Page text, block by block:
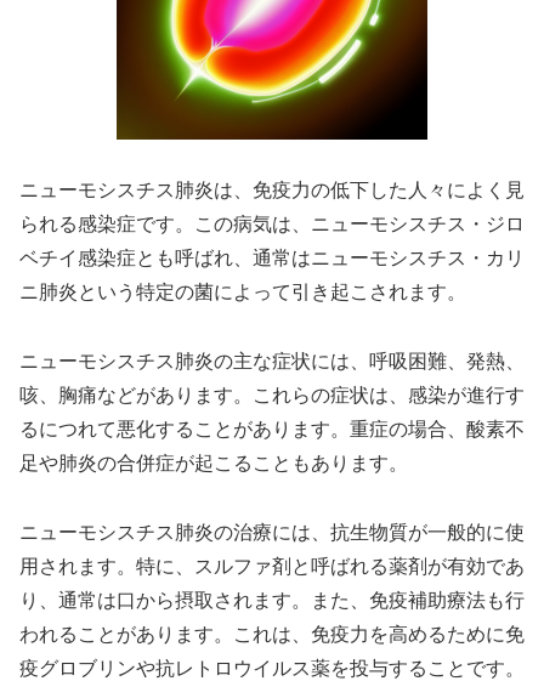
ニューモシスチス肺炎は、免疫力の低下した人々によく見
られる感染症です。この病気は、ニューモシスチス・ジロ
ベチイ感染症とも呼ばれ、通常はニューモシスチス・カリ
ニ肺炎という特定の菌によって引き起こされます。
ニューモシスチス肺炎の主な症状には、呼吸困難、発熱、
咳、胸痛などがあります。これらの症状は、感染が進行す
るにつれて悪化することがあります。重症の場合、酸素不
足や肺炎の合併症が起こることもあります。
ニューモシスチス肺炎の治療には、抗生物質が一般的に使
用されます。特に、スルファ剤と呼ばれる薬剤が有効であ
り、通常は口から摂取されます。また、免疫補助療法も行
われることがあります。これは、免疫力を高めるために免
疫グロブリンや抗レトロウイルス薬を投与することです。